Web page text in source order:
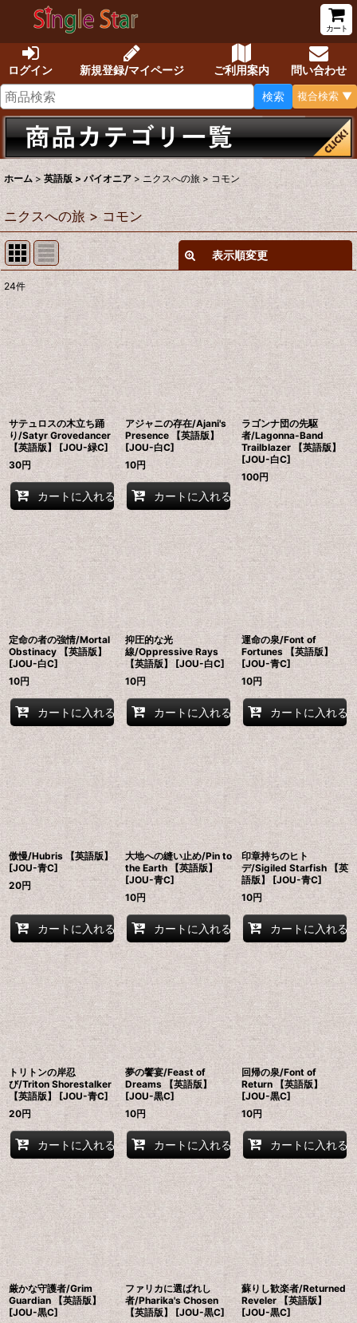
カート
ログイン 新規登録/マイページ ご利用案内
問い合わせ
検索
複合検索 ▼
ホーム > 英語版 > パイオニア > ニクスへの旅 > コモン
ニクスへの旅 > コモン
表示順変更
表示数
在庫あり
並び順 :
絞り込む
24件
サテュロスの木立ち踊
り/Satyr Grovedancer
【英語版】 [JOU-緑C]
30円
カートに入れる
アジャニの存在/Ajani's
Presence 【英語版】
[JOU-白C]
10円
カートに入れる
ラゴンナ団の先駆
者/Lagonna-Band
Trailblazer 【英語版】
[JOU-白C]
100円
定命の者の強情/Mortal
Obstinacy 【英語版】
[JOU-白C]
10円
カートに入れる
抑圧的な光
線/Oppressive Rays
【英語版】 [JOU-白C]
10円
カートに入れる
運命の泉/Font of
Fortunes 【英語版】
[JOU-青C]
10円
カートに入れる
傲慢/Hubris 【英語版】
[JOU-青C]
20円
カートに入れる
大地への縫い止め/Pin to
the Earth 【英語版】
[JOU-青C]
10円
カートに入れる
印章持ちのヒト
デ/Sigiled Starfish 【英
語版】 [JOU-青C]
10円
カートに入れる
トリトンの岸忍
び/Triton Shorestalker
【英語版】 [JOU-青C]
20円
カートに入れる
夢の饗宴/Feast of
Dreams 【英語版】
[JOU-黒C]
10円
カートに入れる
回帰の泉/Font of
Return 【英語版】
[JOU-黒C]
10円
カートに入れる
厳かな守護者/Grim
Guardian 【英語版】
[JOU-黒C]
ファリカに選ばれし
者/Pharika's Chosen
【英語版】 [JOU-黒C]
蘇りし歓楽者/Returned
Reveler 【英語版】
[JOU-黒C]